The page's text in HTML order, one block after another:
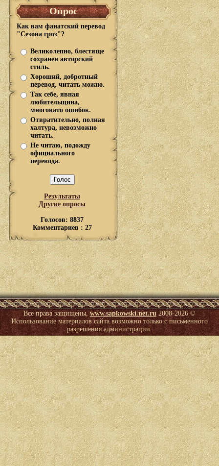
Опрос
Как вам фанатский перевод
"Сезона гроз"?
Великолепно, блестяще
сохранен авторский
стиль.
Хороший, добротный
перевод, читать можно.
Так себе, явная
любительщина,
многовато ошибок.
Отвратительно, полная
халтура, невозможно
читать.
Не читаю, подожду
официального
перевода.
Результаты
Другие опросы
Голосов: 8837
Комментариев : 27
Все права защищены,www.sapkowski.net.ru2008-2026 ©
Использование материалов сайта возможно только с письменного
разрешения администрации.